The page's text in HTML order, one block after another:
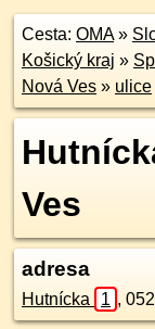
Cesta: OMA»
Košický kraj »
Nová Ves » ulice
Ves
adresa
Hutnícka 1 ,